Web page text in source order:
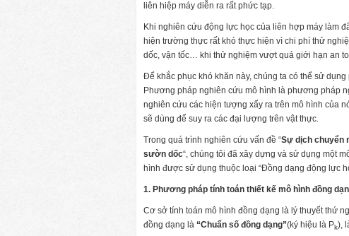
liên hiệp máy diễn ra rất phức tạp.
Khi nghiên cứu động lực học của liên hợp máy làm
hiện trường thực rất khó thực hiện vì chi phí thử
dốc, vận tốc… khi thử nghiệm vượt quá giới hạn an
Để khắc phục khó khăn này, chúng ta có thể sử
Phương pháp nghiên cứu mô hình là phương pháp
nghiên cứu các hiện tượng xẩy ra trên mô hình của
sẽ dùng để suy ra các đại lượng trên vật thực.
Trong quá trình nghiên cứu vấn đề “Sự dịch chuyển
sườn dốc“, chúng tôi đã xây dựng và sử dụng một
hình được sử dụng thuộc loại “Đồng dạng động lực
1. Phương pháp tính toán thiết kế mô hình đồng
Cơ sở tính toán mô hình đồng dạng là lý thuyết thứ
đồng dạng là “Chuẩn số đồng dạng”(ký hiệu là Pk),